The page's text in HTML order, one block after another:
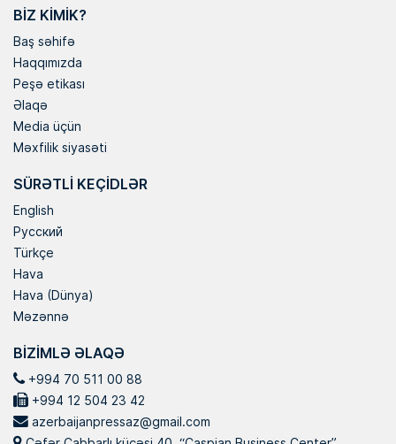
BIZ KIMIK?
Baş səhifə
Haqqımızda
Peşə etikası
Əlaqə
Media üçün
Məxfilik siyasəti
SÜRƏTLI KEÇIDLƏR
English
Русский
Türkçe
Hava
Hava (Dünya)
Məzənnə
BIZIMLƏ ƏLAQƏ
+994 70 511 00 88
+994 12 504 23 42
azerbaijanpressaz@gmail.com